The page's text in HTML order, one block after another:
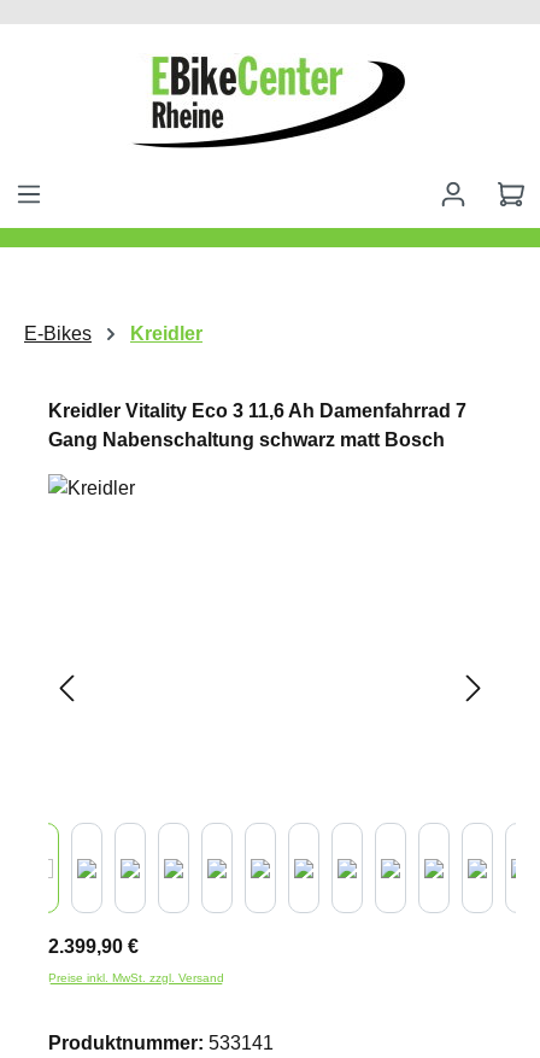
springen
E-Bikes Kreidler
Kreidler Vitality Eco 3 11,6 Ah Damenfahrrad 7
Gang Nabenschaltung schwarz matt Bosch
2.399,90 €
Preise inkl. MwSt. zzgl. Versand
Produktnummer: 533141